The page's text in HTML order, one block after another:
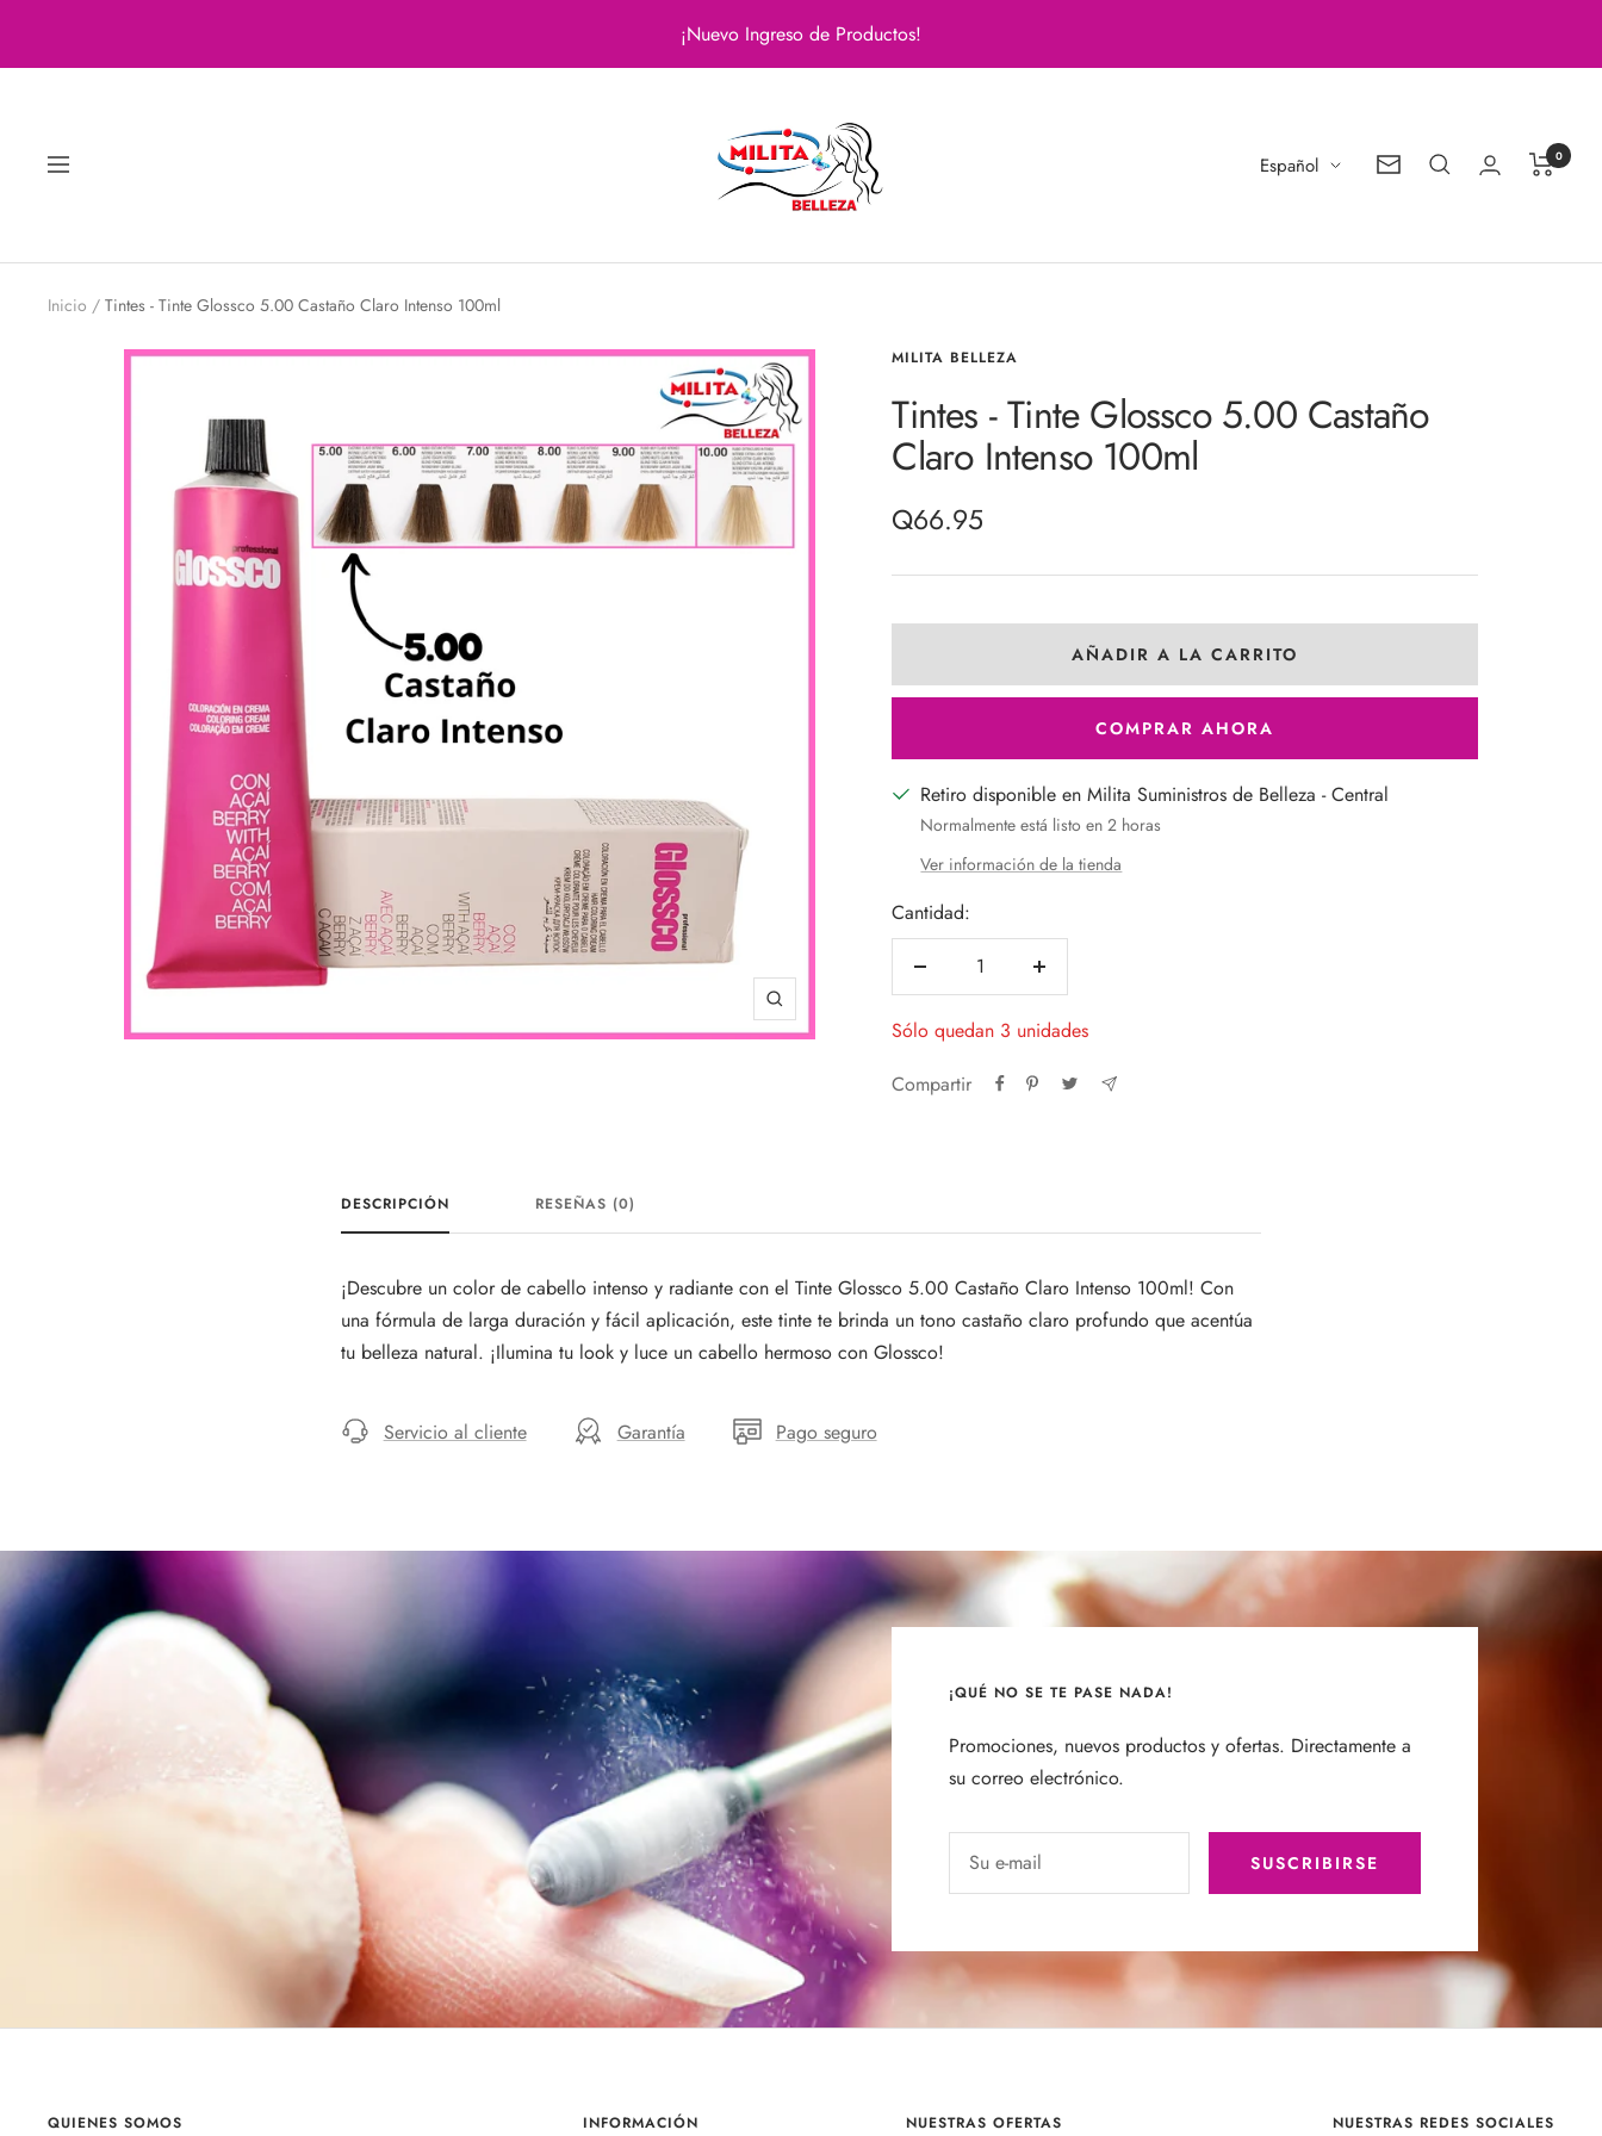
¡Nuevo Ingreso de Productos!
Navigación
Belleza
Idioma
Español
Boletín
0
Inicio Tintes - Tinte Glossco 5.00 Castaño Claro Intenso 100ml
Zoom
MILITA BELLEZA
Tintes - Tinte Glossco 5.00 Castaño
Claro Intenso 100ml
Precio
de
Q66.95
AÑADIR A LA CARRITO
COMPRAR AHORA
Retiro disponible en Milita Suministros de Belleza - Central
Normalmente está listo en 2 horas
Ver información de la tienda
Cantidad:
Decrecer
Aumentar
Sólo quedan 3 unidades
Compartir
DESCRIPCIÓN RESEÑAS (0)
¡Descubre un color de cabello intenso y radiante con el Tinte Glossco 5.00 Castaño Claro Intenso 100ml! Con
una fórmula de larga duración y fácil aplicación, este tinte te brinda un tono castaño claro profundo que acentúa
tu belleza natural. ¡Ilumina tu look y luce un cabello hermoso con Glossco!
Servicio al cliente Garantía Pago seguro
¡QUÉ NO SE TE PASE NADA!
Promociones, nuevos productos y ofertas. Directamente a
su correo electrónico.
Su e-mail SUSCRIBIRSE
QUIENES SOMOS INFORMACIÓN NUESTRAS OFERTAS NUESTRAS REDES SOCIALES